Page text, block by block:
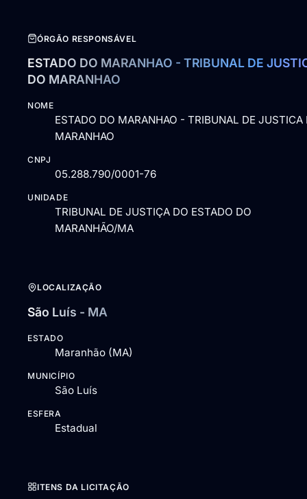
ÓRGÃO RESPONSÁVEL
ESTADO DO MARANHAO - TRIBUNAL DE
DO MARANHAO
NOME
ESTADO DO MARANHAO - TRIBUNAL DE JUSTICA
MARANHAO
CNPJ
05.288.790/0001-76
UNIDADE
TRIBUNAL DE JUSTIÇA DO ESTADO DO
MARANHÃO/MA
LOCALIZAÇÃO
São Luís - MA
ESTADO
Maranhão (MA)
MUNICÍPIO
São Luís
ESFERA
Estadual
ITENS DA LICITAÇÃO